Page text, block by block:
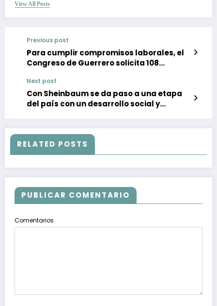
View All Posts
Previous post
Para cumplir compromisos laborales, el
Congreso de Guerrero solicita 108
Next post
Con Sheinbaum se da paso a una etapa
del país con un desarrollo social y
RELATED POSTS
PUBLICAR COMENTARIO
Comentarios